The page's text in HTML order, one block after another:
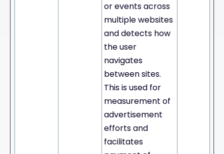
or events across
multiple websites
and detects how
the user
navigates
between sites.
This is used for
measurement of
advertisement
efforts and
facilitates